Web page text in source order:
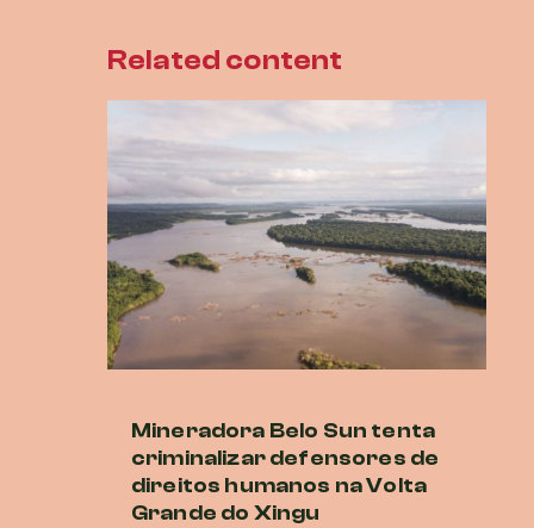
Related content
Mineradora Belo Sun tenta
criminalizar defensores de
direitos humanos na Volta
Grande do Xingu